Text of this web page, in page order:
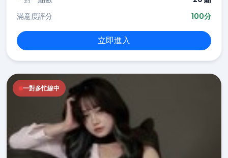
滿意度評分
100分
立即進入
一對多忙線中